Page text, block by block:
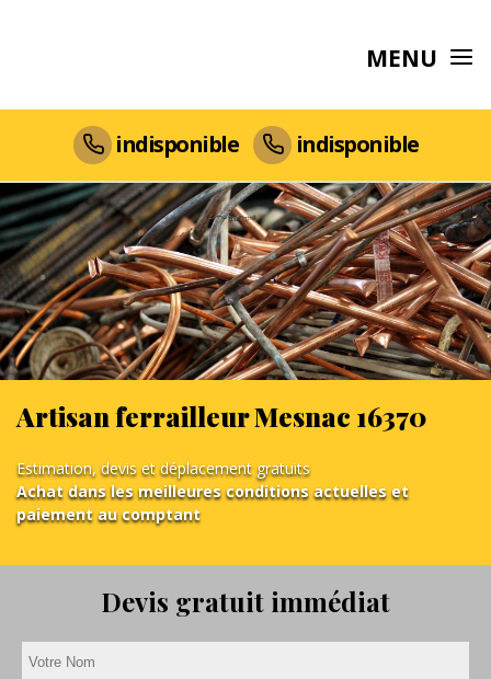
MENU
indisponible indisponible
Artisan ferrailleur Mesnac 16370
Estimation, devis et déplacement gratuits
Achat dans les meilleures conditions actuelles et
paiement au comptant
Devis gratuit immédiat